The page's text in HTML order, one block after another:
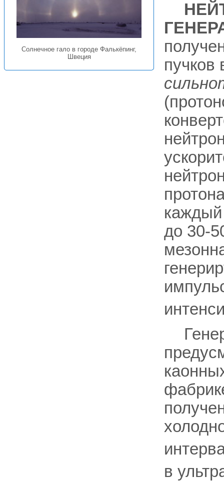
Солнечное гало в городе Фалькёпинг,
Швеция
пучков
до 30-
в